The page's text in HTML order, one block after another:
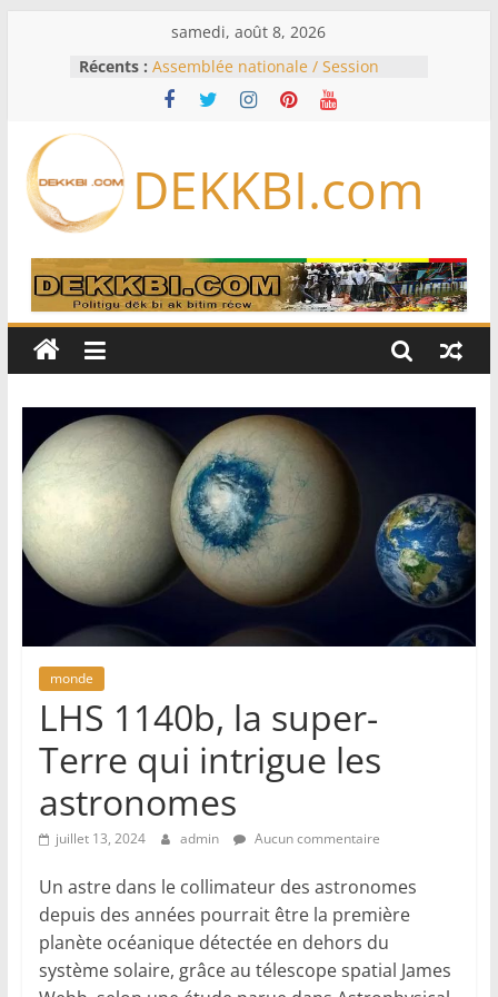
samedi, août 8, 2026
Récents : Assemblée nationale / Session
extraordinaire: Six commissions
d’enquête à l’ordre du jour ce lundi
Bénin: Patrice Talon élu président
du Sénat, moins de trois mois
Pakistan et la Turquie signent un
accord de défense
RD Congo: Kinshasa interdit les
exportations de cuivre et de cobalt
production
DEKKBI.com
monde
LHS 1140b, la super-
Terre qui intrigue les
astronomes
juillet 13, 2024 admin Aucun commentaire
Un astre dans le collimateur des astronomes
depuis des années pourrait être la première
planète océanique détectée en dehors du
système solaire, grâce au télescope spatial James